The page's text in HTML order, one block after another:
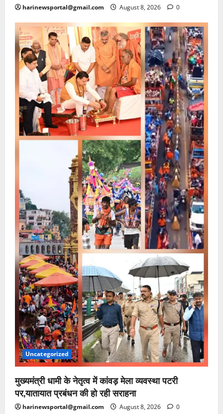
harinewsportal@gmail.com August 8, 2026 0
Uncategorized
मुख्यमंत्री धामी के नेतृत्व में कांवड़ मेला व्यवस्था पटरी
पर,यातायात प्रबंधन की हो रही सराहना
harinewsportal@gmail.com August 8, 2026 0